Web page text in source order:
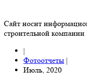
Сайт носит
строительной компании
|
Фотоотчеты |
Июль, 2020